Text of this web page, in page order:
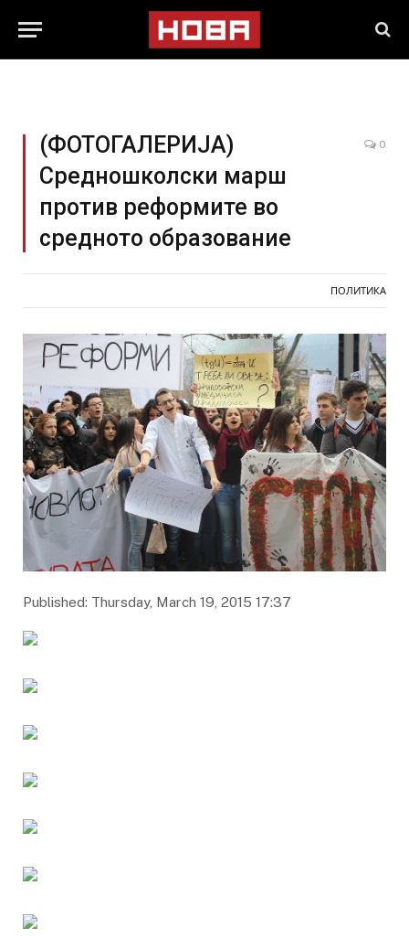
(ФОТОГАЛЕРИЈА)
Средношколски марш
против реформите во
средното образование
0
ПОЛИТИКА
Published: Thursday, March 19, 2015 17:37